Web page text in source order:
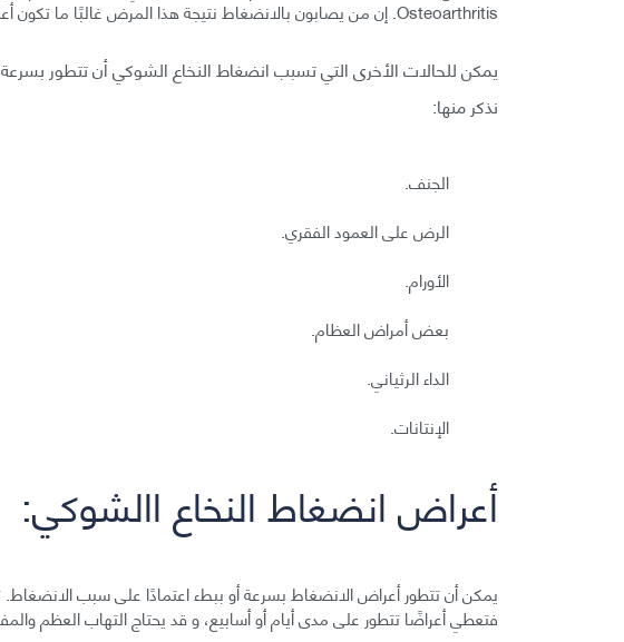
Osteoarthritis. إن من يصابون بالانضغاط نتيجة هذا المرض غالبًا ما تكون أعمارهم فوق 50 سنة.
يمكن للحالات الأخرى التي تسبب انضغاط النخاع الشوكي أن تتطور
نذكر منها:
الجنف.
الرض على العمود الفقري.
الأورام.
بعض أمراض العظام.
الداء الرثياني.
الإنتانات.
أعراض انضغاط النخاع االشوكي:
يمكن أن تتطور أعراض الانضغاط بسرعة أو ببطء اعتمادًا على سبب الانضغاط.
فتعطي أعراضًا تتطور على مدى أيام أو أسابيع، و قد يحتاج التهاب العظم